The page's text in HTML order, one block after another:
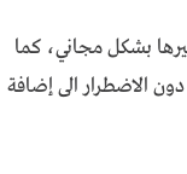
بشكل مجاني، كما
الاضطرار الى إضافة